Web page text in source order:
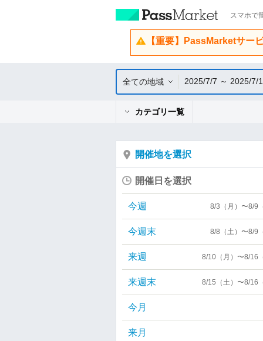
スマホで
【重要】PassMarketサー
全ての地域 2025/7/7 ～ 2025/7/
カテゴリ一覧
開催地を選択
開催日を選択
今週 8/3（月）〜8/9
今週末 8/8（土）〜8/9
来週 8/10（月）〜8/16
来週末 8/15（土）〜8/16
今月
来月